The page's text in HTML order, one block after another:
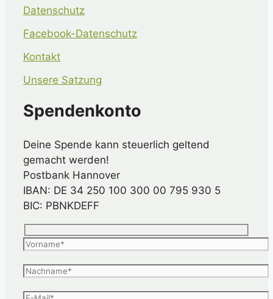
Datenschutz
Facebook-Datenschutz
Kontakt
Unsere Satzung
Spendenkonto
Deine Spende kann steuerlich geltend
gemacht werden!
Postbank Hannover
IBAN: DE 34 250 100 300 00 795 930 5
BIC: PBNKDEFF